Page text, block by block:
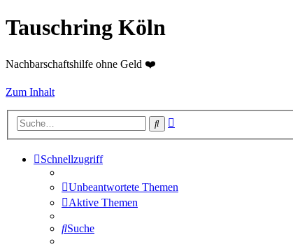
Tauschring Köln
Nachbarschaftshilfe ohne Geld ❤️
Zum Inhalt
Suche
Schnellzugriff
Unbeantwortete Themen
Aktive Themen
Suche